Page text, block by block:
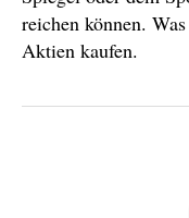
reichen können.
Aktien kaufen.